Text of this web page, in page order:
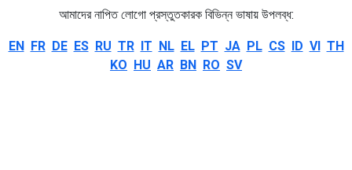
আমাদের নাপিত লোগো প্রস্তুতকারক বিভিন্ন ভাষায় উপলব্ধ:
EN FR DE ES RU TR IT NL EL PT JA PL CS ID VI TH
KO HU AR BN RO SV